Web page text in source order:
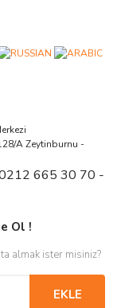
A Zeytinburnu -
665 30 70 -
Ol !
almak ister misiniz?
EKLE